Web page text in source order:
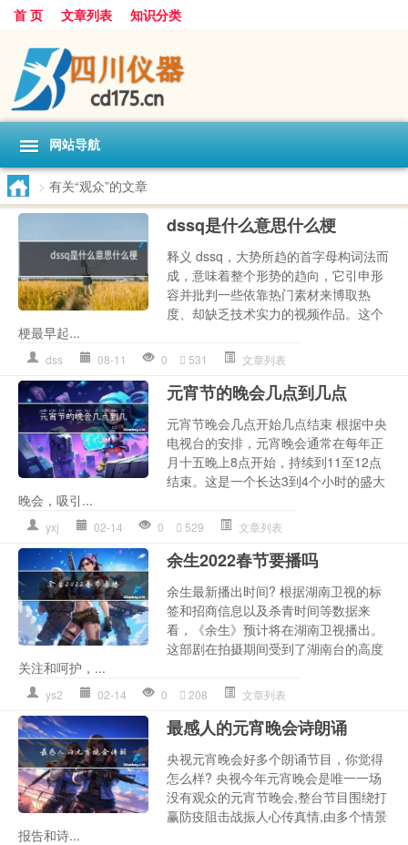
首 页 文章列表 知识分类
网站导航
> 有关“观众”的文章
dssq是什么意思什么梗
释义 dssq，大势所趋的首字母构词法而
成，意味着整个形势的趋向，它引申形
容并批判一些依靠热门素材来博取热
度、却缺乏技术实力的视频作品。这个
梗最早起...
dss 08-11 0 531 文章列表
元宵节的晚会几点到几点
元宵节晚会几点开始几点结束 根据中央
电视台的安排，元宵晚会通常在每年正
月十五晚上8点开始，持续到11至12点
结束。这是一个长达3到4个小时的盛大
晚会，吸引...
yxj 02-14 0 529 文章列表
余生2022春节要播吗
余生最新播出时间? 根据湖南卫视的标
签和招商信息以及杀青时间等数据来
看，《余生》预计将在湖南卫视播出。
这部剧在拍摄期间受到了湖南台的高度
关注和呵护，...
ys2 02-14 0 208 文章列表
最感人的元宵晚会诗朗诵
央视元宵晚会好多个朗诵节目，你觉得
怎么样? 央视今年元宵晚会是唯一一场
没有观众的元宵节晚会,整台节目围绕打
赢防疫阻击战振人心传真情,由多个情景
报告和诗...